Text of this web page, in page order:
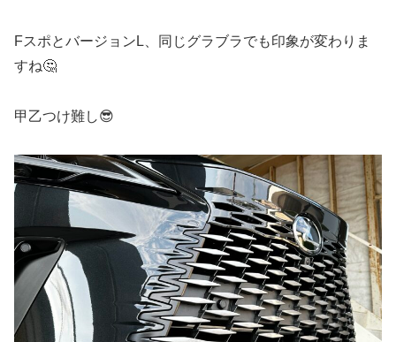
FスポとバージョンL、同じグラブラでも印象が変わりま
すね🤔
甲乙つけ難し😎